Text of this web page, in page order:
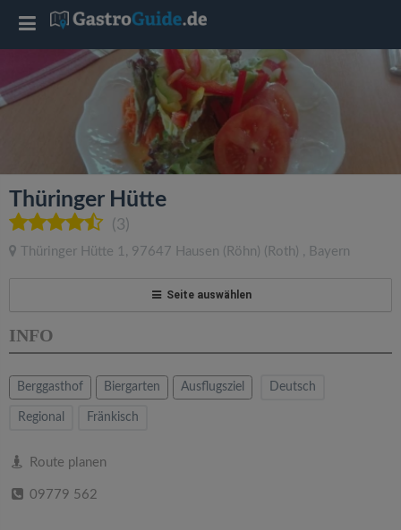
Thüringer Hütte
(3)
Thüringer Hütte 1 , 97647 Hausen (Röhn) (Roth) , Bayern
Seite auswählen
INFO
Berggasthof Biergarten Ausflugsziel Deutsch
Regional Fränkisch
Route planen
09779 562
T
o
l
e
a
v
g